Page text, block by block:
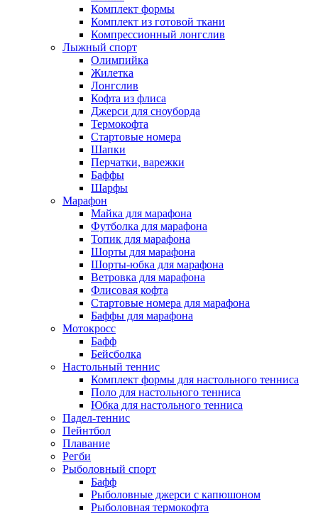
Комплект формы
Комплект из готовой ткани
Компрессионный лонгслив
Лыжный спорт
Олимпийка
Жилетка
Лонгслив
Кофта из флиса
Джерси для сноуборда
Термокофта
Стартовые номера
Шапки
Перчатки, варежки
Баффы
Шарфы
Марафон
Майка для марафона
Футболка для марафона
Топик для марафона
Шорты для марафона
Шорты-юбка для марафона
Ветровка для марафона
Флисовая кофта
Стартовые номера для марафона
Баффы для марафона
Мотокросс
Бафф
Бейсболка
Настольный теннис
Комплект формы для настольного тенниса
Поло для настольного тенниса
Юбка для настольного тенниса
Падел-теннис
Пейнтбол
Плавание
Регби
Рыболовный спорт
Бафф
Рыболовные джерси с капюшоном
Рыболовная термокофта